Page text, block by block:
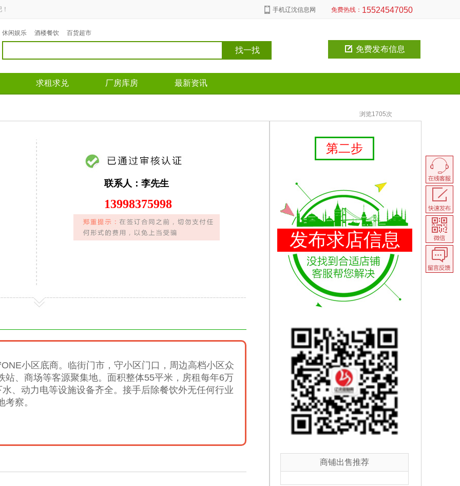
手机辽沈信息网 免费热线： 15524547050
免费发布信息
休闲娱乐 酒楼餐饮 百货超市
求租求兑 厂房库房 最新资讯
浏览1705次
联系人： 李先生
13998375998
小区底商。临街门市，守小区门口，周边高档小区众
、商场等客源聚集地。面积整体55平米，房租每年6万
、动力电等设施设备齐全。接手后除餐饮外无任何行业
察。
第二步
发布求店信息
商铺出售推荐